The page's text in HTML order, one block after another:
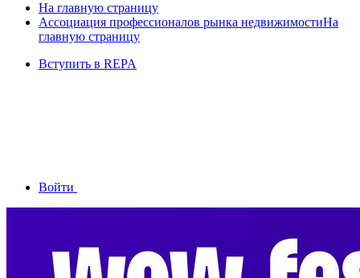
На главную страницу
Ассоциация профессионалов рынка недвижимостиНа
главную страницу
Вступить в REPA
Войти